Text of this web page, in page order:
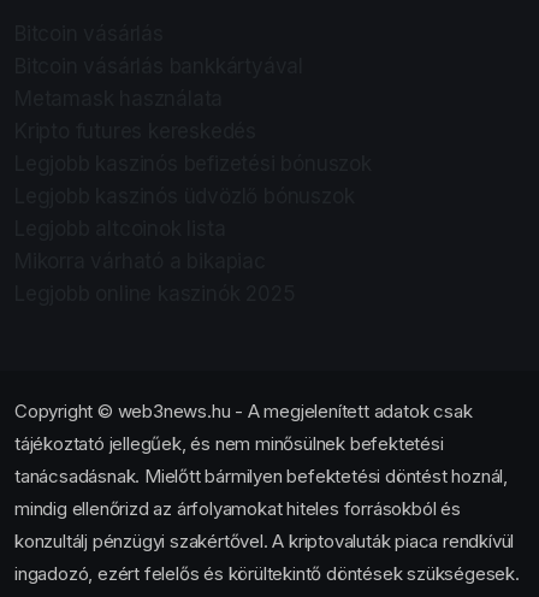
Copyright © web3news.hu - A megjelenített adatok csak
tájékoztató jellegűek, és nem minősülnek befektetési
tanácsadásnak. Mielőtt bármilyen befektetési döntést hoznál,
mindig ellenőrizd az árfolyamokat hiteles forrásokból és
konzultálj pénzügyi szakértővel. A kriptovaluták piaca rendkívül
ingadozó, ezért felelős és körültekintő döntések szükségesek.